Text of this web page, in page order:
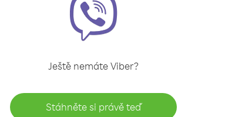
Ještě nemáte Viber?
Stáhněte si právě teď